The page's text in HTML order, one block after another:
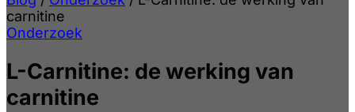
carnitine
Onderzoek
L-Carnitine: de werking van
carnitine